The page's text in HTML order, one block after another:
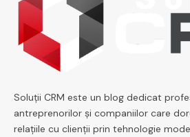
Soluții CRM este un blog dedicat
antreprenorilor și companiilor care
relațiile cu clienții prin tehnologie